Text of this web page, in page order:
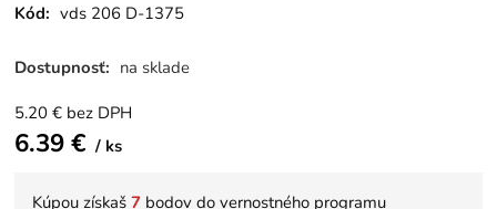
Kód: vds 206 D-1375
Dostupnosť: na sklade
5.20 € bez DPH
6.39€ ks
Kúpou získaš7 bodov do vernostného programu